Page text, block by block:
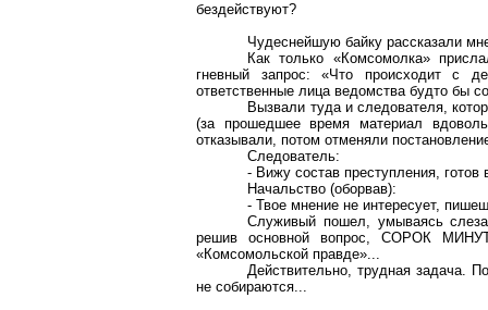
бездействуют?
Чудеснейшую байку рассказали
Как только «Комсомолка»
гневный запрос: «Что происходит с
ответственные лица ведомства будто бы
Вызвали туда и следователя,
(за прошедшее время материал
отказывали, потом отменяли
Следователь:
- Вижу состав преступления, готов
Начальство (оборвав):
- Твое мнение не интересует,
Служивый пошел, умываясь
решив основной вопрос, СОРОК
«Комсомольской правде»...
Действительно, трудная задача.
не собираются...